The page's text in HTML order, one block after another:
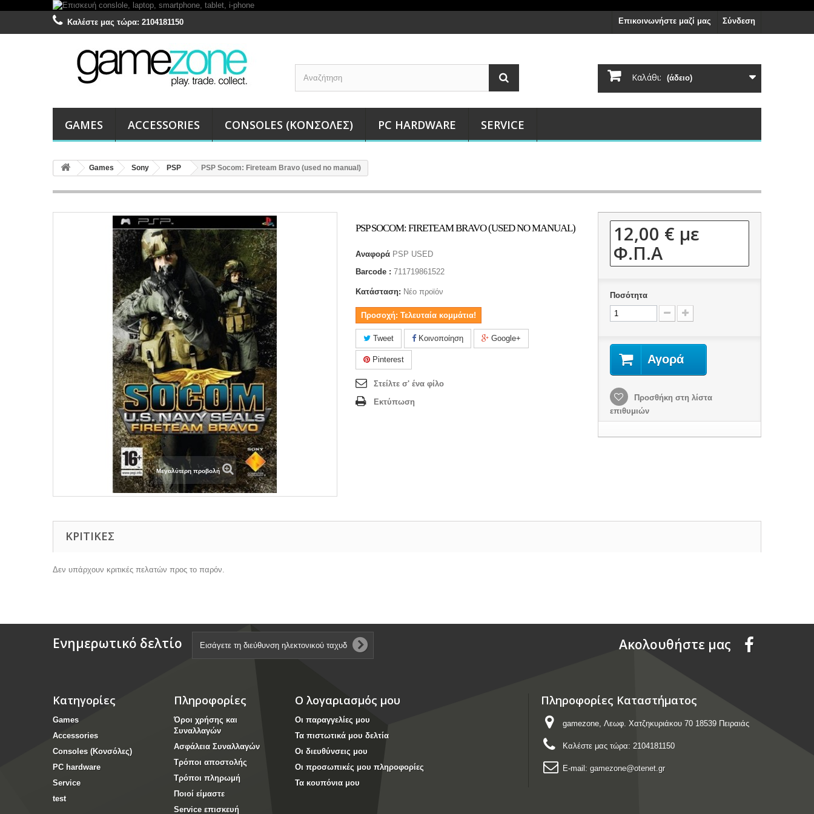
Σύνδεση
Επικοινωνήστε μαζί μας
Καλέστε μας τώρα: 2104181150
Καλάθι: (άδειο)
GAMES ACCESSORIES CONSOLES (ΚΟΝΣΌΛΕΣ) PC HARDWARE SERVICE
Games Sony PSP PSP Socom: Fireteam Bravo (used no manual)
Μεγαλύτερη προβολή
PSP SOCOM: FIRETEAM BRAVO (USED NO MANUAL)
Αναφορά PSP USED
Barcode : 711719861522
Κατάσταση: Νέο προϊόν
Προσοχή: Τελευταία κομμάτια!
Tweet Κοινοποίηση Google+
Pinterest
Στείλτε σ' ένα φίλο
Εκτύπωση
12,00 € με
Φ.Π.Α
Ποσότητα
Αγορά
Προσθήκη στη λίστα
επιθυμιών
ΚΡΙΤΙΚΈΣ
Δεν υπάρχουν κριτικές πελατών προς το παρόν.
Ενημερωτικό δελτίο Aκολουθήστε μας
Κατηγορίες
Games
Accessories
Consoles (Κονσόλες)
PC hardware
Service
test
Πληροφορίες
Όροι χρήσης και
Συναλλαγών
Ασφάλεια Συναλλαγών
Τρόποι αποστολής
Τρόποι πληρωμή
Ποιοί είμαστε
Service επισκευή
Ο λογαριασμός μου
Οι παραγγελίες μου
Τα πιστωτικά μου δελτία
Οι διευθύνσεις μου
Οι προσωπικές μου πληροφορίες
Τα κουπόνια μου
Πληροφορίες Καταστήματος
gamezone, Λεωφ. Χατζηκυριάκου 70 18539 Πειραιάς
Καλέστε μας τώρα: 2104181150
E-mail: gamezone@otenet.gr